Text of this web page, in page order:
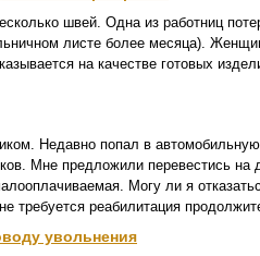
швей. Одна из работниц
листе более месяца).
на качестве готовых
Недавно попал в
Мне предложили перевестись на
Могу ли я
требуется реабилитация
увольнения